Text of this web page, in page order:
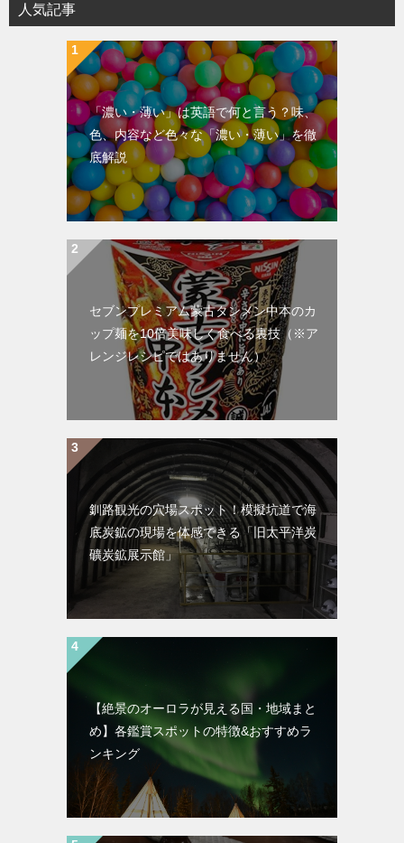
人気記事
「濃い・薄い」は英語で何と言う？味、
色、内容など色々な「濃い・薄い」を徹
底解説
セブンプレミアム蒙古タンメン中本のカ
ップ麺を10倍美味しく食べる裏技（※ア
レンジレシピではありません）
釧路観光の穴場スポット！模擬坑道で海
底炭鉱の現場を体感できる「旧太平洋炭
礦炭鉱展示館」
【絶景のオーロラが見える国・地域まと
め】各鑑賞スポットの特徴&おすすめラ
ンキング